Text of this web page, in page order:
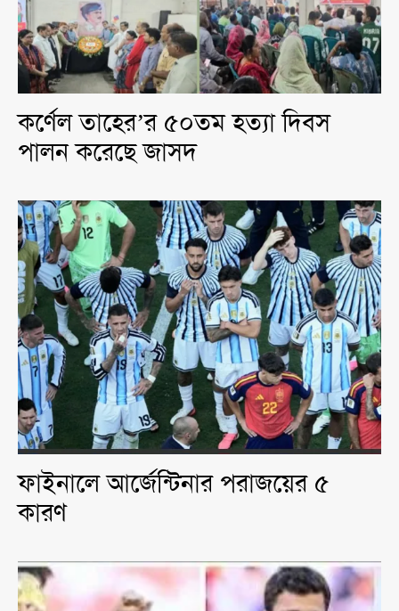
কর্ণেল তাহের’র ৫০তম হত্যা দিবস
পালন করেছে জাসদ
ফাইনালে আর্জেন্টিনার পরাজয়ের ৫
কারণ